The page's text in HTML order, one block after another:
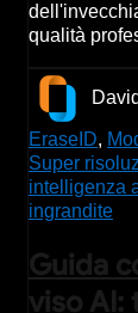
qualità
EraseID,
Super
intelligenza
ingrandite
Guida
viso AI: